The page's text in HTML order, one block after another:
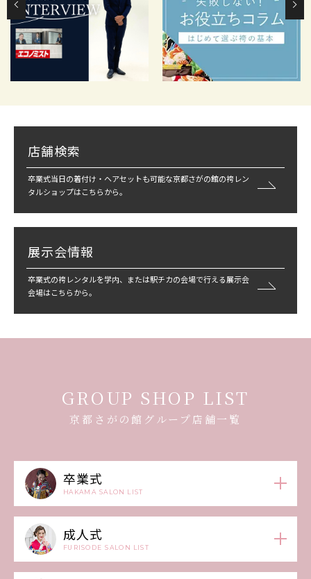
店舗検索
卒業式当日の着付け・ヘアセットも可能な京都さがの館の袴レン
タルショップはこちらから。
展示会情報
卒業式の袴レンタルを学内、または駅チカの会場で行える展示会
会場はこちらから。
GROUP SHOP LIST
京都さがの館グループ店舗一覧
卒業式
HAKAMA SALON LIST
成人式
FURISODE SALON LIST